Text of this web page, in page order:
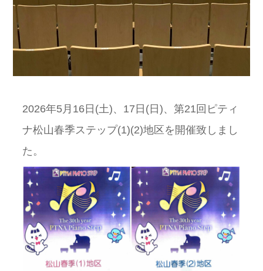
2026年5月16日(土)、17日(日)、第21回ピティ
ナ松山春季ステップ(1)(2)地区を開催致しまし
た。